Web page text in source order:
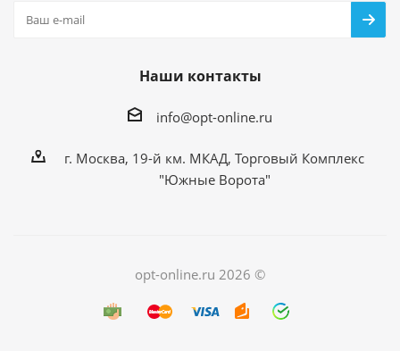
Наши контакты
info@opt-online.ru
г. Москва, 19-й км. МКАД, Торговый Комплекс
"Южные Ворота"
opt-online.ru 2026 ©